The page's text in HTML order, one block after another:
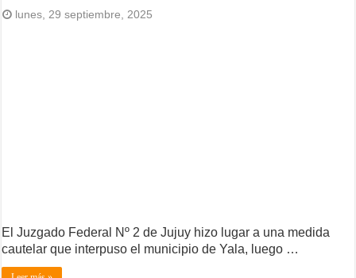
lunes, 29 septiembre, 2025
El Juzgado Federal Nº 2 de Jujuy hizo lugar a una medida
cautelar que interpuso el municipio de Yala, luego …